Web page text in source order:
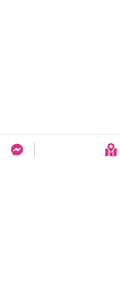
台中旅遊網 FB Chat